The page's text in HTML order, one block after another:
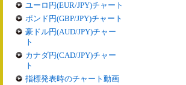
ユーロ円(EUR/JPY)チャート
ポンド円(GBP/JPY)チャート
豪ドル円(AUD/JPY)チャー
ト
カナダ円(CAD/JPY)チャー
ト
指標発表時のチャート動画